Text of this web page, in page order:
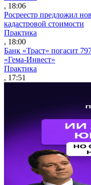
, 18:06
Росреестр предложил
кадастровой стоимости
Практика
, 18:00
Банк «Траст» погасит
«Гема-Инвест»
Практика
, 17:51